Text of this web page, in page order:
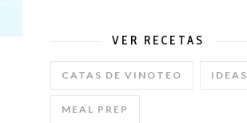
VER RECETAS
CATAS DE VINOTEO IDEAS
MEAL PREP